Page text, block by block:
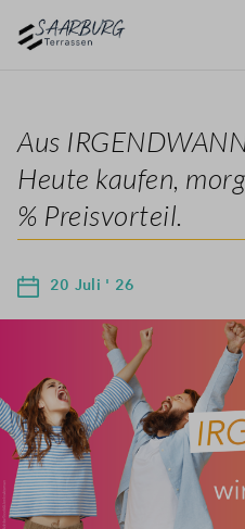
Aus
Heute kaufen,
% Preisvorteil.
20 Juli ' 26